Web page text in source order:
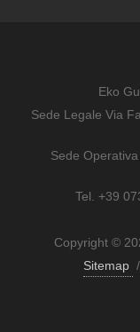
Eko
Sede Legale Via
Sede
Tel. +39
Copyright ©
Sitemap /